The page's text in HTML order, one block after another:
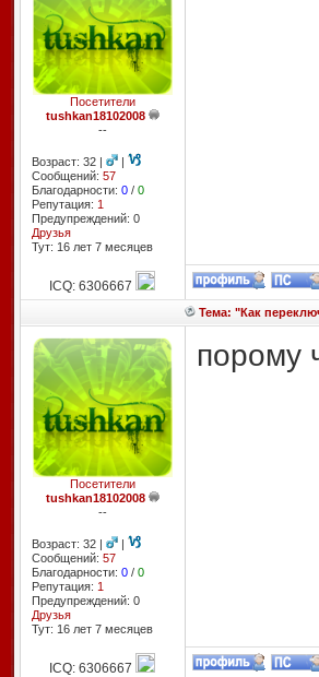
Посетители
tushkan18102008
--
Возраст: 32 |
|
Сообщений: 57
Благодарности: 0/ 0
Репутация: 1
Предупреждений: 0
Друзья
Тут: 16 лет 7 месяцев
ICQ: 6306667
Тема: "Как
Посетители
tushkan18102008
--
Возраст: 32 |
|
Сообщений: 57
Благодарности: 0/ 0
Репутация: 1
Предупреждений: 0
Друзья
Тут: 16 лет 7 месяцев
порому
ICQ: 6306667